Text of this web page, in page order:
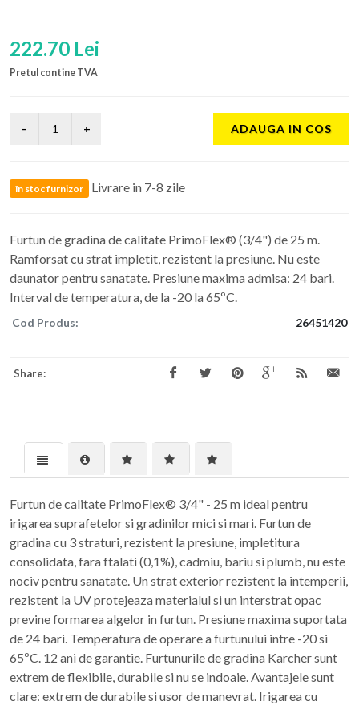
222.70 Lei
Pretul contine TVA
ADAUGA IN COS
în stoc furnizor Livrare in 7-8 zile
Furtun de gradina de calitate PrimoFlex® (3/4") de 25 m.
Ramforsat cu strat impletit, rezistent la presiune. Nu este
daunator pentru sanatate. Presiune maxima admisa: 24 bari.
Interval de temperatura, de la -20 la 65ºC.
Cod Produs: 26451420
Share:
Furtun de calitate PrimoFlex® 3/4" - 25 m ideal pentru
irigarea suprafetelor si gradinilor mici si mari. Furtun de
gradina cu 3 straturi, rezistent la presiune, impletitura
consolidata, fara ftalati (0,1%), cadmiu, bariu si plumb, nu este
nociv pentru sanatate. Un strat exterior rezistent la intemperii,
rezistent la UV protejeaza materialul si un interstrat opac
previne formarea algelor in furtun. Presiune maxima suportata
de 24 bari. Temperatura de operare a furtunului intre -20 si
65ºC. 12 ani de garantie. Furtunurile de gradina Karcher sunt
extrem de flexibile, durabile si nu se indoaie. Avantajele sunt
clare: extrem de durabile si usor de manevrat. Irigarea cu